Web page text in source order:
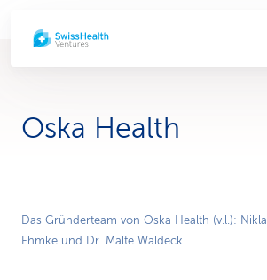
Oska Health
Das Gründerteam von Oska Health (v.l.):
Ehmke und Dr. Malte Waldeck.